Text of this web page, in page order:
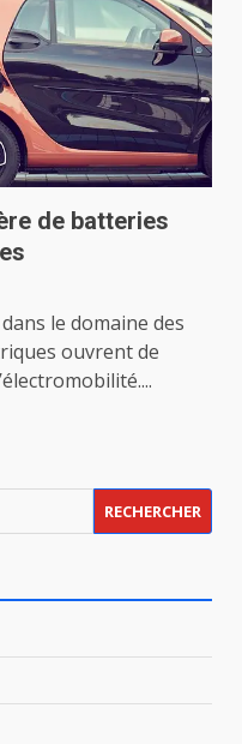
de batteries
le domaine des
ouvrent de